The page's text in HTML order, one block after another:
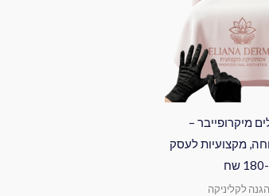
מיקרופייבר –
מקצועיות לעסק
לקליניקה